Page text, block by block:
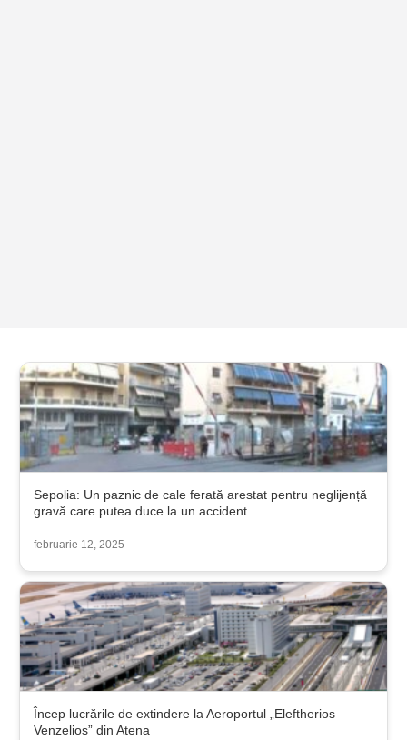
Sepolia: Un paznic de cale ferată arestat pentru neglijență
gravă care putea duce la un accident
februarie 12, 2025
Încep lucrările de extindere la Aeroportul „Eleftherios
Venzelios” din Atena